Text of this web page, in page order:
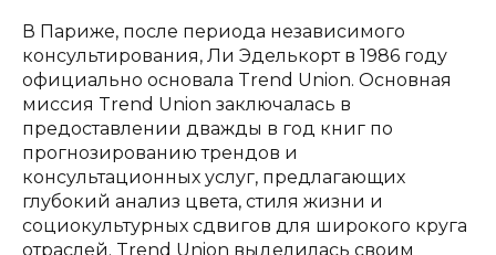
В Париже, после периода независимого
консультирования, Ли Эделькорт в 1986 году
официально основала Trend Union. Основная
миссия Trend Union заключалась в
предоставлении дважды в год книг по
прогнозированию трендов и
консультационных услуг, предлагающих
глубокий анализ цвета, стиля жизни и
социокультурных сдвигов для широкого круга
отраслей. Trend Union выделилась своим